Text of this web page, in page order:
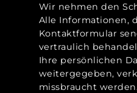
Wir nehmen den
Alle Informationen,
Kontaktformular
vertraulich
Ihre persönlichen
weitergegeben,
missbraucht